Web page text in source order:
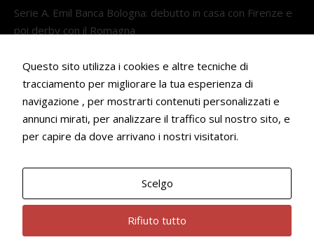
Serie A. Emil Banca Bologna: debutto in casa con Firenze e
poi derby con il Romagna
Serie A. Il Bologna nel girone veneto
29 LUGLIO 2026
Francesco Andrei convocato al Camp estivo della nazionale
22 LUGLIO 2026
Questo sito utilizza i cookies e altre tecniche di
tracciamento per migliorare la tua esperienza di
navigazione , per mostrarti contenuti personalizzati e
annunci mirati, per analizzare il traffico sul nostro sito, e
per capire da dove arrivano i nostri visitatori.
Scelgo
Rifiuto tutto